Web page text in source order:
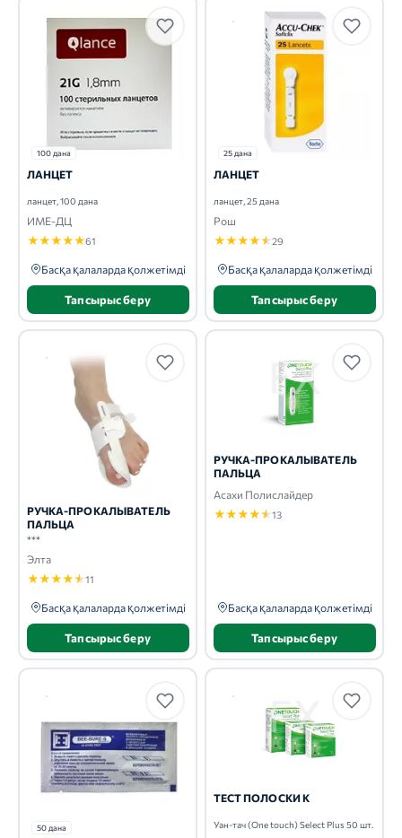
100 дана
ЛАНЦЕТ
ланцет, 100 дана
ИМЕ-ДЦ
★★★★★61
Басқа қалаларда қолжетімді
Тапсырыс беру
25 дана
ЛАНЦЕТ
ланцет, 25 дана
Рош
★★★★★29
Басқа қалаларда қолжетімді
Тапсырыс беру
РУЧКА-ПРОКАЛЫВАТЕЛЬ
ПАЛЬЦА
***
Элта
★★★★★11
Басқа қалаларда қолжетімді
Тапсырыс беру
РУЧКА-ПРОКАЛЫВАТЕЛЬ
ПАЛЬЦА
Асахи Полислайдер
★★★★★13
Басқа қалаларда қолжетімді
Тапсырыс беру
50 дана
ТЕСТ ПОЛОСКИ К
Уан-тач (One touch) Select Plus 50 шт.